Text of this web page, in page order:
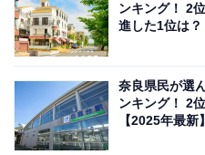
ンキング！ 2
進した1位は？
奈良県民が選
ンキング！ 2
【2025年最新】